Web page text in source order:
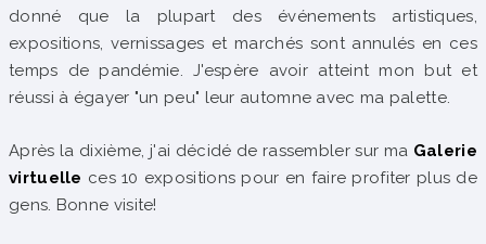
donné que la plupart des événements artistiques,
expositions, vernissages et marchés sont annulés en ces
temps de pandémie. J'espère avoir atteint mon but et
réussi à égayer "un peu" leur automne avec ma palette.
Après la dixième, j'ai décidé de rassembler sur ma Galerie
virtuelle ces 10 expositions pour en faire profiter plus de
gens. Bonne visite!